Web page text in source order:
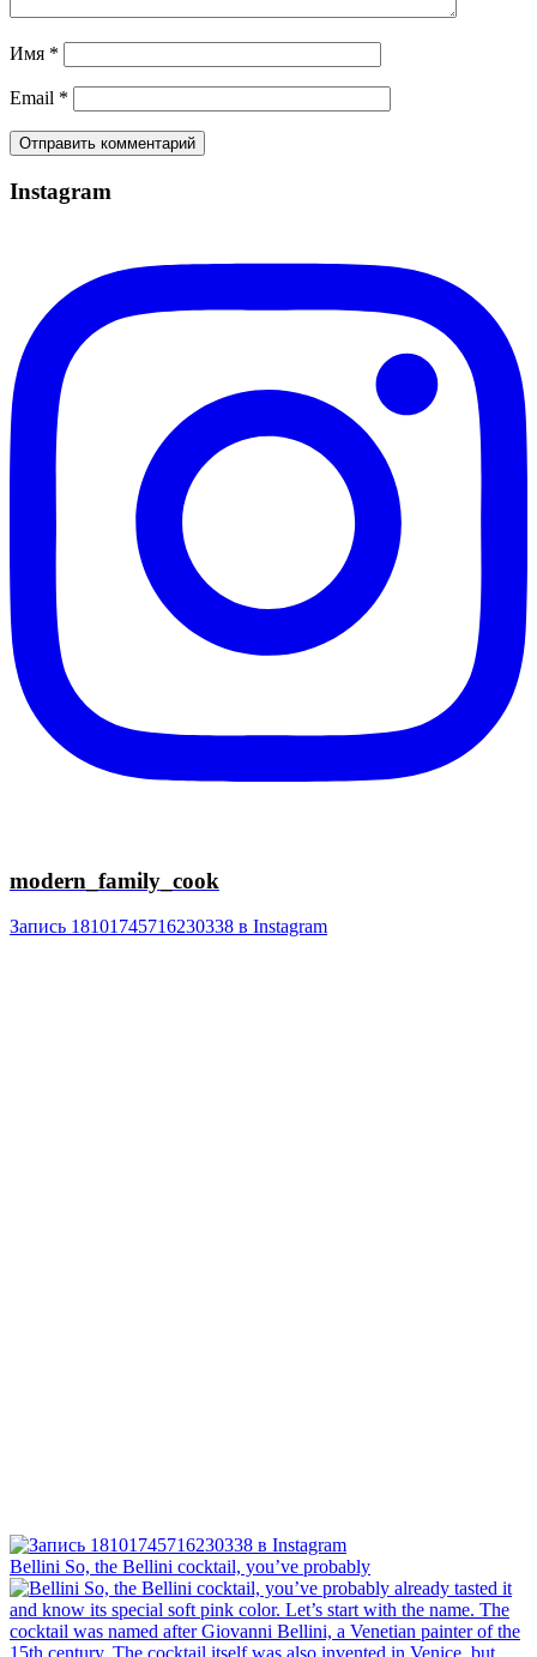
Имя *
Email *
Instagram
modern_family_cook
Запись 18101745716230338 в Instagram
Bellini⁠ So, the Bellini cocktail, you’ve probably